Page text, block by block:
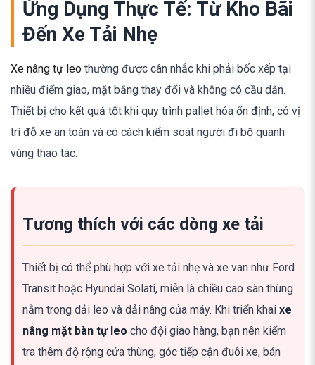
Ứng Dụng Thực Tế: Từ Kho Bãi
Đến Xe Tải Nhẹ
Xe nâng tự leo thường được cân nhắc khi phải bốc xếp tại
nhiều điểm giao, mặt bằng thay đổi và không có cầu dẫn.
Thiết bị cho kết quả tốt khi quy trình pallet hóa ổn định, có vị
trí đỗ xe an toàn và có cách kiểm soát người đi bộ quanh
vùng thao tác.
Tương thích với các dòng xe tải
Thiết bị có thể phù hợp với xe tải nhẹ và xe van như Ford
Transit hoặc Hyundai Solati, miễn là chiều cao sàn thùng
nằm trong dải leo và dải nâng của máy. Khi triển khai xe
nâng mặt bàn tự leo cho đội giao hàng, bạn nên kiểm
tra thêm độ rộng cửa thùng, góc tiếp cận đuôi xe, bán